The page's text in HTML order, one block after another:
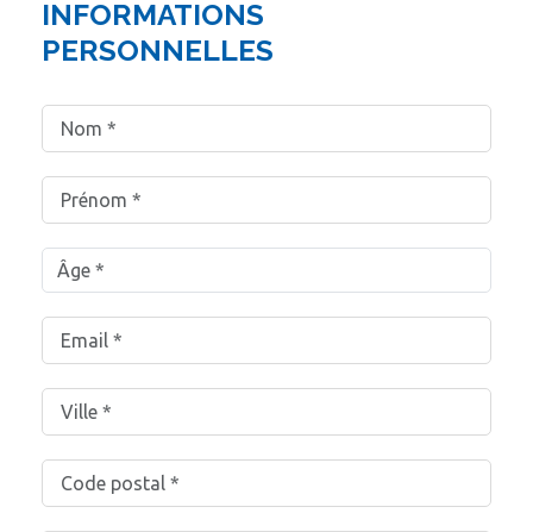
INFORMATIONS
PERSONNELLES